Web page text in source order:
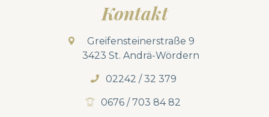
Kontakt
Greifensteinerstraße 9
3423 St. Andrä-Wördern
02242 / 32 379
0676 / 703 84 82